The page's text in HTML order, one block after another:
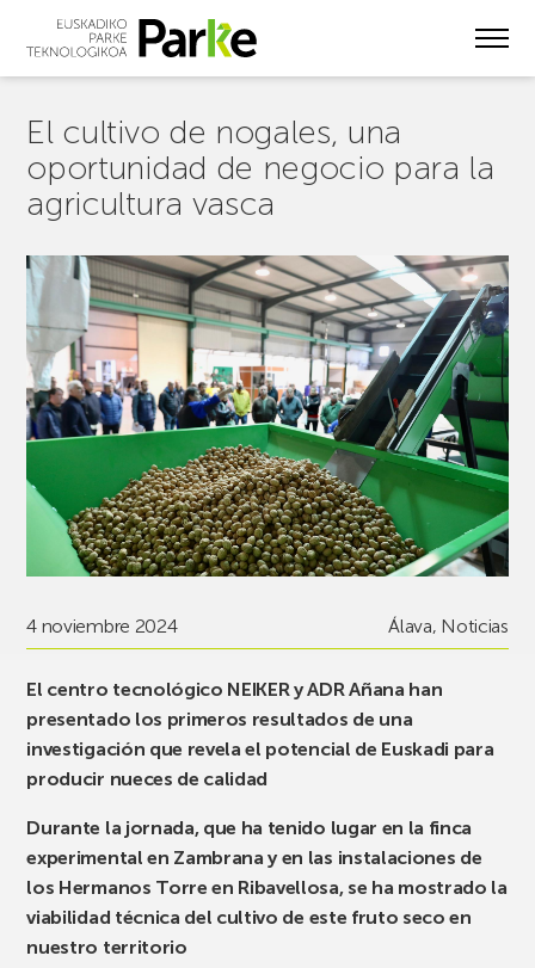
El cultivo de nogales, una
oportunidad de negocio para la
agricultura vasca
4 noviembre 2024 Álava, Noticias
El centro tecnológico NEIKER y ADR Añana han
presentado los primeros resultados de una
investigación que revela el potencial de Euskadi para
producir nueces de calidad
Durante la jornada, que ha tenido lugar en la finca
experimental en Zambrana y en las instalaciones de
los Hermanos Torre en Ribavellosa, se ha mostrado la
viabilidad técnica del cultivo de este fruto seco en
nuestro territorio